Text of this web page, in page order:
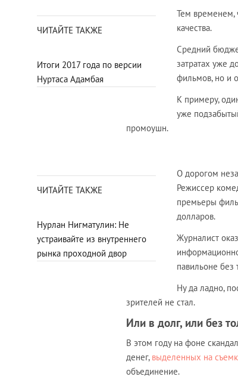
ЧИТАЙТЕ ТАКЖЕ
Итоги 2017 года по версии
Нуртаса Адамбая
Тем временем,
качества.
Средний
затратах уже
фильмов, но и
К примеру,
уже
промоушн.
ЧИТАЙТЕ ТАКЖЕ
Нурлан Нигматулин: Не
устраивайте из внутреннего
рынка проходной двор
О дорогом
Режиссер
премьеры
долларов.
Журналист
павильоне
Ну да ладно,
зрителей не стал.
Или в долг, или без
В этом году на фоне
денег, выделенных на
объединение.